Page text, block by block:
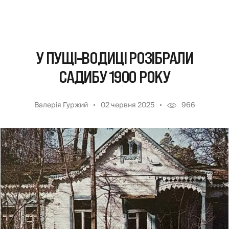
У ПУЩІ-ВОДИЦІ РОЗІБРАЛИ
САДИБУ 1900 РОКУ
Валерія Гуржий 02 червня 2025 966